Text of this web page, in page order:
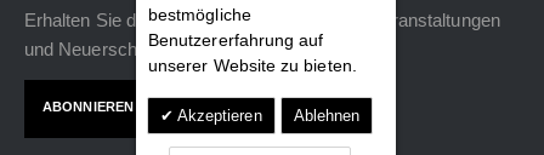
Erhalten Sie die neuesten Informationen zu Veranstaltungen
und Neuerscheinungen.
ABONNIEREN
bestmögliche
Benutzererfahrung auf
unserer Website zu bieten.
Akzeptieren Ablehnen